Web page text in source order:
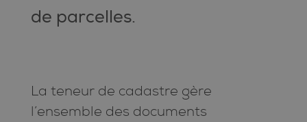
de parcelles.
La teneur de cadastre gère
l’ensemble des documents